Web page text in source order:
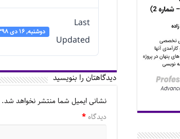
Last
Updated
دوشنبه, ۱۶ دی ۱۳۹۸
دیدگاهتان را بنویسید
نشانی ایمیل شما منتشر نخواهد شد.
دیدگاه *